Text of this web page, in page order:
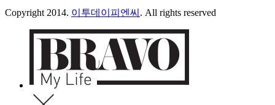
Copyright 2014. 이투데이피엔씨 . All rights reserved